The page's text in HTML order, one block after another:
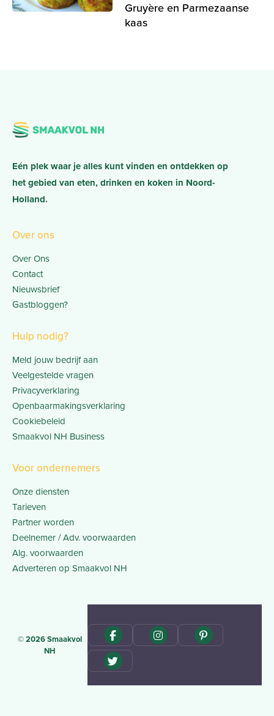
Gruyère en Parmezaanse
kaas
Eén plek waar je alles kunt vinden en ontdekken op
het gebied van eten, drinken en koken in Noord-
Holland.
Over ons
Over Ons
Contact
Nieuwsbrief
Gastbloggen?
Hulp nodig?
Meld jouw bedrijf aan
Veelgestelde vragen
Privacyverklaring
Openbaarmakingsverklaring
Cookiebeleid
Smaakvol NH Business
Voor ondernemers
Onze diensten
Tarieven
Partner worden
Deelnemer / Adv. voorwaarden
Alg. voorwaarden
Adverteren op Smaakvol NH
© 2026 Smaakvol
NH